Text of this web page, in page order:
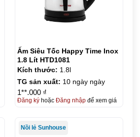
Ấm Siêu Tốc Happy Time Inox
1.8 Lít HTD1081
Kích thước: 1.8l
TG sản xuất: 10 ngày ngày
1**.000 ₫
Đăng kýhoặc Đăng nhậpđể xem giá
Nồi lẻ Sunhouse